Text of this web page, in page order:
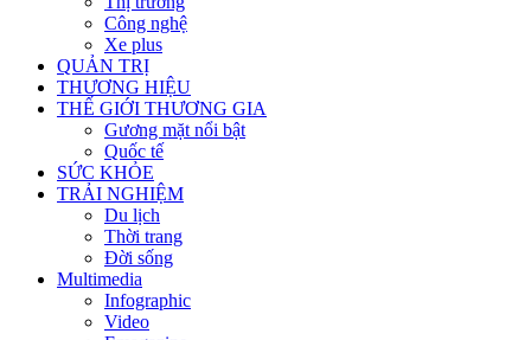
Công nghệ
Xe plus
QUẢN TRỊ
THƯƠNG HIỆU
THẾ GIỚI THƯƠNG GIA
Gương mặt nổi bật
Quốc tế
SỨC KHỎE
TRẢI NGHIỆM
Du lịch
Thời trang
Đời sống
Multimedia
Infographic
Video